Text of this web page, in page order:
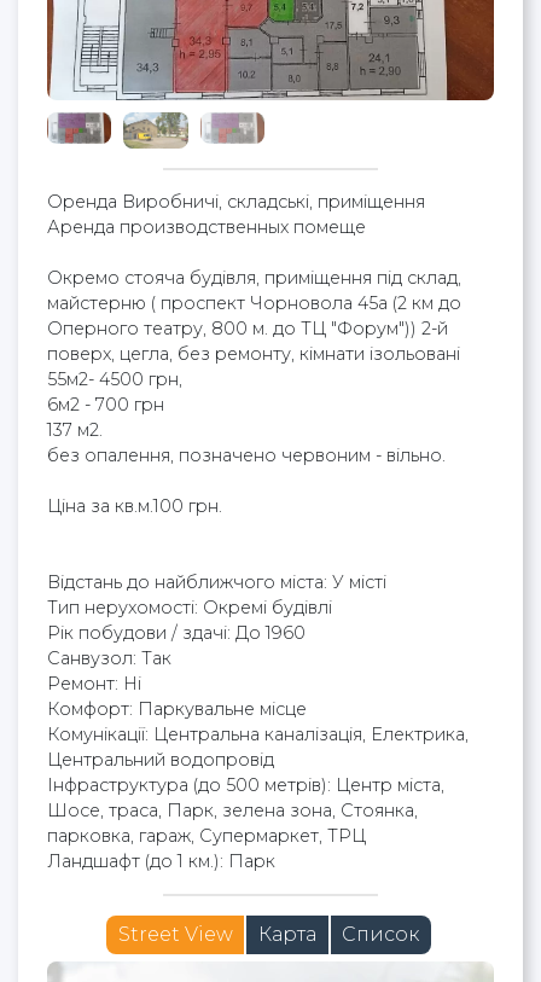
Оренда Виробничі, складські, приміщення
Аренда производственных помеще
Окремо стояча будівля, приміщення під склад,
майстерню ( проспект Чорновола 45а (2 км до
Оперного театру, 800 м. до ТЦ "Форум")) 2-й
поверх, цегла, без ремонту, кімнати ізольовані
55м2- 4500 грн,
6м2 - 700 грн
137 м2.
без опалення, позначено червоним - вільно.
Ціна за кв.м.100 грн.
Відстань до найближчого міста: У місті
Тип нерухомості: Окремі будівлі
Рік побудови / здачі: До 1960
Cанвузол: Так
Ремонт: Ні
Комфорт: Паркувальне місце
Комунікації: Центральна каналізація, Електрика,
Центральний водопровід
Інфраструктура (до 500 метрів): Центр міста,
Шосе, траса, Парк, зелена зона, Стоянка,
парковка, гараж, Супермаркет, ТРЦ
Ландшафт (до 1 км.): Парк
Street View Карта Список